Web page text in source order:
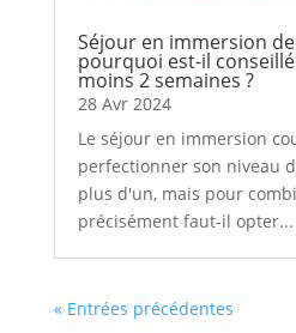
Séjour en immersion
pourquoi est-il
moins 2 semaines ?
28 Avr 2024
Le séjour en immersion
perfectionner son niveau
plus d'un, mais pour
précisément faut-il opter...
« Entrées précédentes